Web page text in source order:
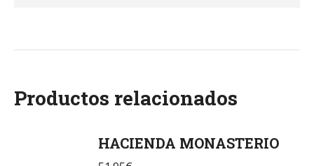
Productos relacionados
HACIENDA MONASTERIO